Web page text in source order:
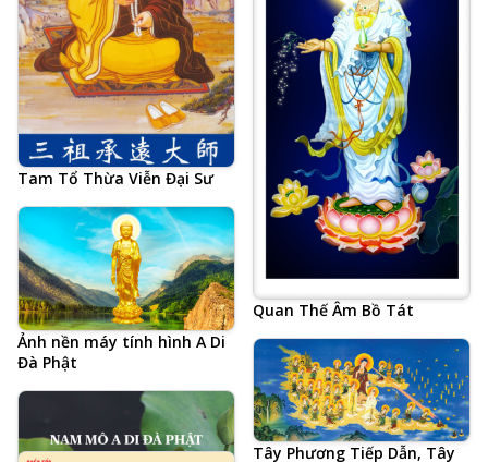
Tam Tổ Thừa Viễn Đại Sư
Quan Thế Âm Bồ Tát
Ảnh nền máy tính hình A Di
Đà Phật
Tây Phương Tiếp Dẫn, Tây